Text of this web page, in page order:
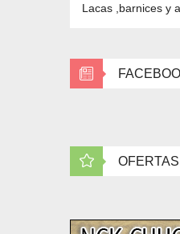
Lacas ,barnices y
OFERTAS